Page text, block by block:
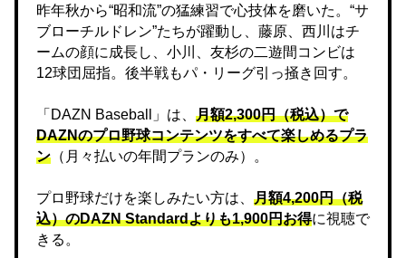
昨年秋から“昭和流”の猛練習で心技体を磨いた。“サ
ブローチルドレン”たちが躍動し、藤原、西川はチ
ームの顔に成長し、小川、友杉の二遊間コンビは
12球団屈指。後半戦もパ・リーグ引っ掻き回す。
「DAZN Baseball」は、 月額2,300円（税込）で
DAZNのプロ野球コンテンツをすべて楽しめるプラ
ン （月々払いの年間プランのみ）。
プロ野球だけを楽しみたい方は、 月額4,200円（税
込）のDAZN Standard​よりも1,900円お得に視聴で
きる。